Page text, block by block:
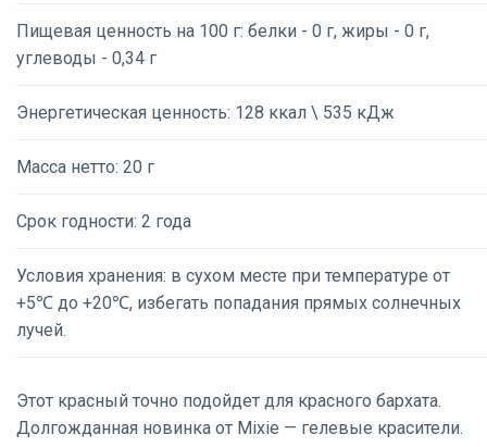
Пищевая ценность на 100 г: белки - 0 г, жиры - 0 г,
углеводы - 0,34 г
Энергетическая ценность: 128 ккал \ 535 кДж
Масса нетто: 20 г
Срок годности: 2 года
Условия хранения: в сухом месте при температуре от
+5℃ до +20℃, избегать попадания прямых солнечных
лучей.
Этот красный точно подойдет для красного бархата.
Долгожданная новинка от Mixie — гелевые красители.